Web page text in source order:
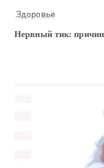
Здоровье
Нервный тик: